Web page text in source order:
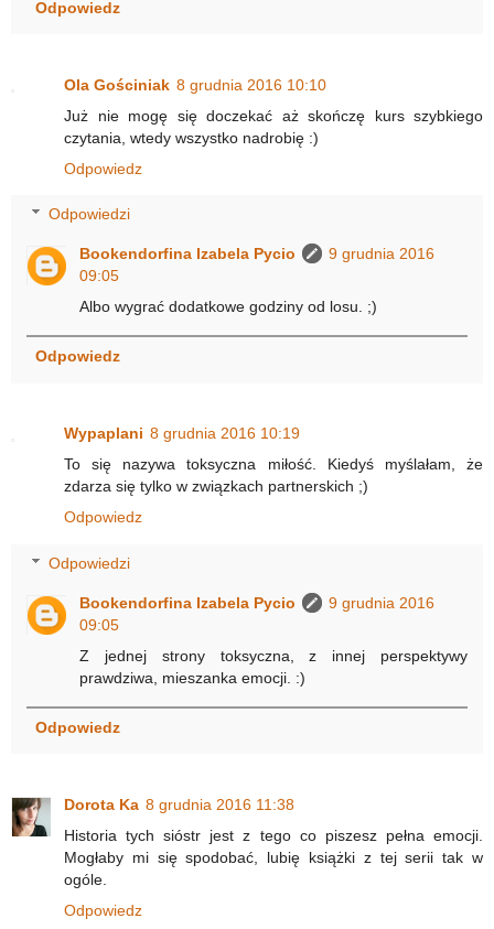
Odpowiedz
Ola Gościniak 8 grudnia 2016 10:10
Już nie mogę się doczekać aż skończę kurs szybkiego
czytania, wtedy wszystko nadrobię :)
Odpowiedz
Odpowiedzi
Bookendorfina Izabela Pycio
9 grudnia 2016
09:05
Albo wygrać dodatkowe godziny od losu. ;)
Odpowiedz
Wypaplani 8 grudnia 2016 10:19
To się nazywa toksyczna miłość. Kiedyś myślałam, że
zdarza się tylko w związkach partnerskich ;)
Odpowiedz
Odpowiedzi
Bookendorfina Izabela Pycio
9 grudnia 2016
09:05
Z jednej strony toksyczna, z innej perspektywy
prawdziwa, mieszanka emocji. :)
Odpowiedz
Dorota Ka 8 grudnia 2016 11:38
Historia tych sióstr jest z tego co piszesz pełna emocji.
Mogłaby mi się spodobać, lubię książki z tej serii tak w
ogóle.
Odpowiedz